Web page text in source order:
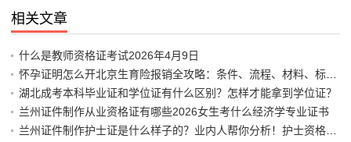
相关文章
什么是教师资格证考试2026年4月9日
湖北成考本科毕业证和学位证有什么区别？怎样才能拿到学位证？
兰州证件制作从业资格证有哪些2026女生考什么经济学专业证书